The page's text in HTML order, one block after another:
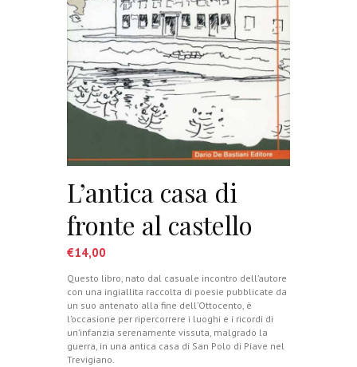
L’antica casa di
fronte al castello
€14,00
Questo libro, nato dal casuale incontro dell’autore
con una ingiallita raccolta di poesie pubblicate da
un suo antenato alla fine dell’Ottocento, è
l’occasione per ripercorrere i luoghi e i ricordi di
un’infanzia serenamente vissuta, malgrado la
guerra, in una antica casa di San Polo di Piave nel
Trevigiano.